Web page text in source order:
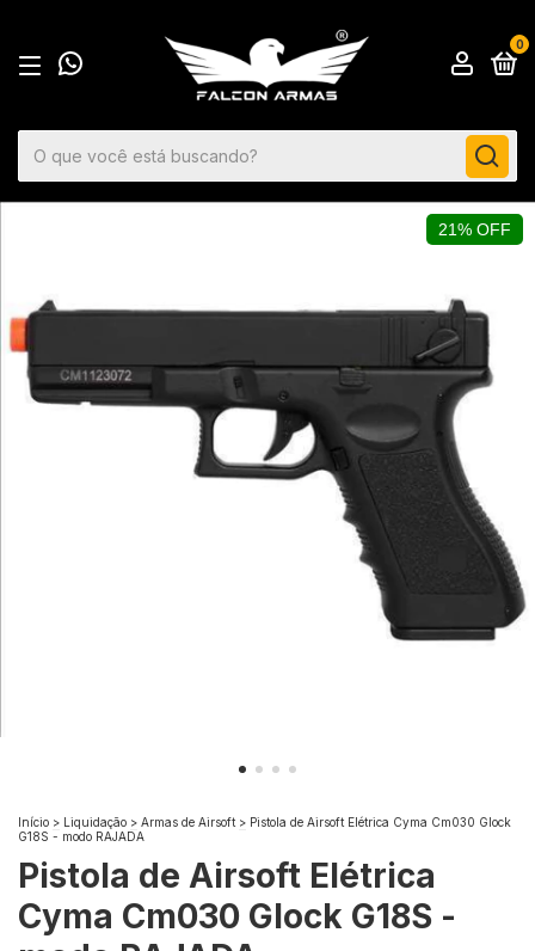
0
21% OFF
Início > Liquidação > Armas de Airsoft > Pistola de Airsoft Elétrica Cyma Cm030 Glock
G18S - modo RAJADA
Pistola de Airsoft Elétrica
Cyma Cm030 Glock G18S -